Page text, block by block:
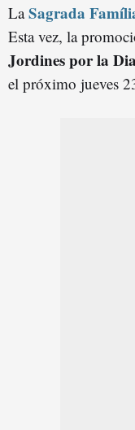
LaSagrada
Esta vez, la
Jordines por la
el próximo jueves